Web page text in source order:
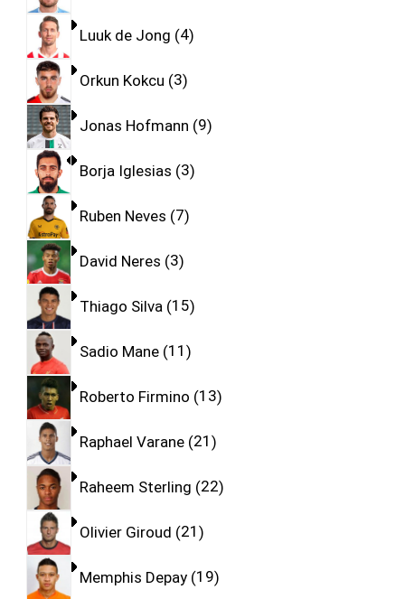
Luuk de Jong 4
Orkun Kokcu 3
Jonas Hofmann 9
Borja Iglesias 3
Ruben Neves 7
David Neres 3
Thiago Silva 15
Sadio Mane 11
Roberto Firmino 13
Raphael Varane 21
Raheem Sterling 22
Olivier Giroud 21
Memphis Depay 19